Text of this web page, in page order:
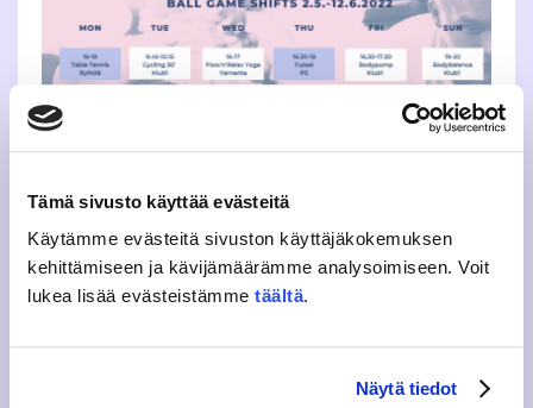
Tämä sivusto käyttää evästeitä
Käytämme evästeitä sivuston käyttäjäkokemuksen
kehittämiseen ja kävijämäärämme analysoimiseen. Voit
lukea lisää evästeistämme täältä.
Näytä tiedot